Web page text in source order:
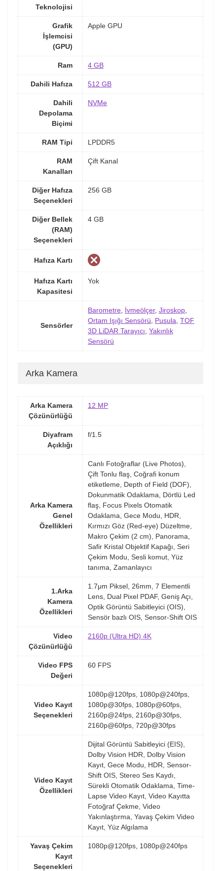
Teknolojisi
Grafik
İşlemcisi
(GPU)
Apple GPU
Ram 4 GB
Dahili Hafıza 512 GB
Dahili
Depolama
Biçimi
NVMe
RAM Tipi LPDDR5
RAM
Kanalları
Çift Kanal
Diğer Hafıza
Seçenekleri
256 GB
Diğer Bellek
(RAM)
Seçenekleri
4 GB
Hafıza Kartı
Hafıza Kartı
Kapasitesi
Yok
Sensörler
Barometre İvmeölçer, Jiroskop
Ortam Işığı Sensörü
Pusula TOF
3D LiDAR Tarayıcı Yakınlık
Sensörü
Arka Kamera
Arka Kamera
Çözünürlüğü
12 MP
Diyafram
Açıklığı
f/1.5
Arka Kamera
Genel
Özellikleri
Canlı Fotoğraflar (Live Photos),
Çift Tonlu flaş, Coğrafi konum
etiketleme, Depth of Field (DOF),
Dokunmatik Odaklama, Dörtlü Led
flaş, Focus Pixels Otomatik
Odaklama, Gece Modu, HDR,
Kırmızı Göz (Red-eye) Düzeltme,
Makro Çekim (2 cm), Panorama,
Safir Kristal Objektif Kapağı, Seri
Çekim Modu, Sesli komut, Yüz
tanıma, Zamanlayıcı
1.Arka
Kamera
Özellikleri
1.7μm Piksel, 26mm, 7 Elementli
Lens, Dual Pixel PDAF, Geniş Açı,
Optik Görüntü Sabitleyici (OIS),
Sensör bazlı OIS, Sensor-Shift OIS
Video
Çözünürlüğü
2160p (Ultra HD) 4K
Video FPS
Değeri
60 FPS
Video Kayıt
Seçenekleri
1080p@120fps, 1080p@240fps,
1080p@30fps, 1080p@60fps,
2160p@24fps, 2160p@30fps,
2160p@60fps, 720p@30fps
Video Kayıt
Özellikleri
Dijital Görüntü Sabitleyici (EIS),
Dolby Vision HDR, Dolby Vision
Kayıt, Gece Modu, HDR, Sensor-
Shift OIS, Stereo Ses Kaydı,
Sürekli Otomatik Odaklama, Time-
Lapse Video Kayıt, Video Kayıtta
Fotoğraf Çekme, Video
Yakınlaştırma, Yavaş Çekim Video
Kayıt, Yüz Algılama
Yavaş Çekim
Kayıt
Seçenekleri
1080p@120fps, 1080p@240fps